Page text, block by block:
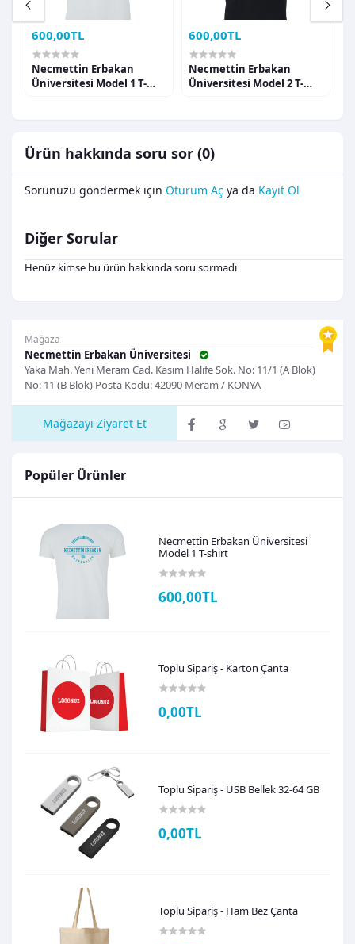
Mağaza
Necmettin Erbakan Üniversitesi
Yaka Mah. Yeni Meram Cad. Kasım Halife Sok. No: 11/1 (A Blok)
No: 11 (B Blok) Posta Kodu: 42090 Meram / KONYA
Mağazayı Ziyaret Et
Popüler Ürünler
Necmettin Erbakan Üniversitesi
Model 1 T-shirt
600,00TL
Toplu Sipariş - Karton Çanta
0,00TL
Toplu Sipariş - USB Bellek 32-64 GB
0,00TL
Toplu Sipariş - Ham Bez Çanta
600,00TL
Necmettin Erbakan
Üniversitesi Model 1 T-
600,00TL
Necmettin Erbakan
Üniversitesi Model 2 T-
Ürün hakkında soru sor (0)
Sorunuzu göndermek için Oturum Aç ya da Kayıt Ol
Diğer Sorular
Henüz kimse bu ürün hakkında soru sormadı